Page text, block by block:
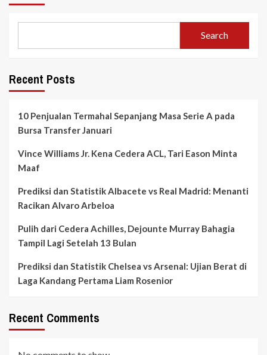
Search
Recent Posts
10 Penjualan Termahal Sepanjang Masa Serie A pada
Bursa Transfer Januari
Vince Williams Jr. Kena Cedera ACL, Tari Eason Minta
Maaf
Prediksi dan Statistik Albacete vs Real Madrid: Menanti
Racikan Alvaro Arbeloa
Pulih dari Cedera Achilles, Dejounte Murray Bahagia
Tampil Lagi Setelah 13 Bulan
Prediksi dan Statistik Chelsea vs Arsenal: Ujian Berat di
Laga Kandang Pertama Liam Rosenior
Recent Comments